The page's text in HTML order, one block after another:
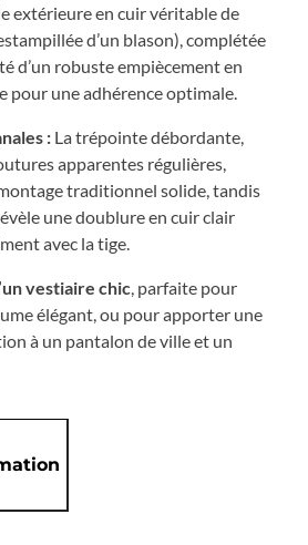
extérieure en cuir véritable de
d’un blason), complétée
d’un robuste empiècement en
pour une adhérence optimale.
: La trépointe débordante,
apparentes régulières,
traditionnel solide, tandis
une doublure en cuir clair
avec la tige.
vestiaire chic, parfaite pour
élégant, ou pour apporter une
à un pantalon de ville et un